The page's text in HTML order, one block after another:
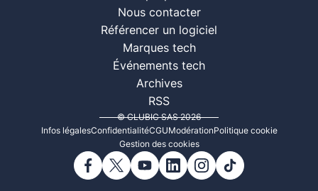
Nous contacter
Référencer un logiciel
Marques tech
Événements tech
Archives
RSS
© CLUBIC SAS 2026
Infos légalesConfidentialitéCGUModérationPolitique cookie
Gestion des cookies